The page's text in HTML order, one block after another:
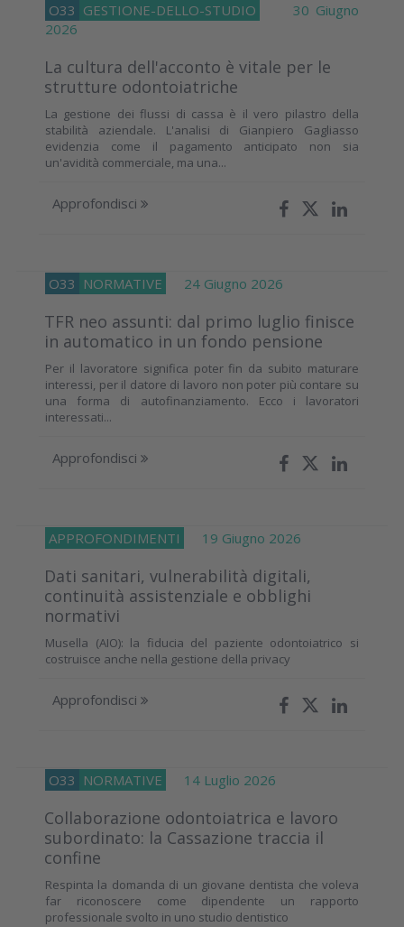
O33 GESTIONE-DELLO-STUDIO
30 Giugno
2026
La cultura dell'acconto è vitale per le
strutture odontoiatriche
La gestione dei flussi di cassa è il vero pilastro della
stabilità aziendale. L'analisi di Gianpiero Gagliasso
evidenzia come il pagamento anticipato non sia
un'avidità commerciale, ma una...
Approfondisci
O33 NORMATIVE 24 Giugno 2026
TFR neo assunti: dal primo luglio finisce
in automatico in un fondo pensione
Per il lavoratore significa poter fin da subito maturare
interessi, per il datore di lavoro non poter più contare su
una forma di autofinanziamento. Ecco i lavoratori
interessati...
Approfondisci
APPROFONDIMENTI 19 Giugno 2026
Dati sanitari, vulnerabilità digitali,
continuità assistenziale e obblighi
normativi
Musella (AIO): la fiducia del paziente odontoiatrico si
costruisce anche nella gestione della privacy
Approfondisci
O33 NORMATIVE 14 Luglio 2026
Collaborazione odontoiatrica e lavoro
subordinato: la Cassazione traccia il
confine
Respinta la domanda di un giovane dentista che voleva
far riconoscere come dipendente un rapporto
professionale svolto in uno studio dentistico